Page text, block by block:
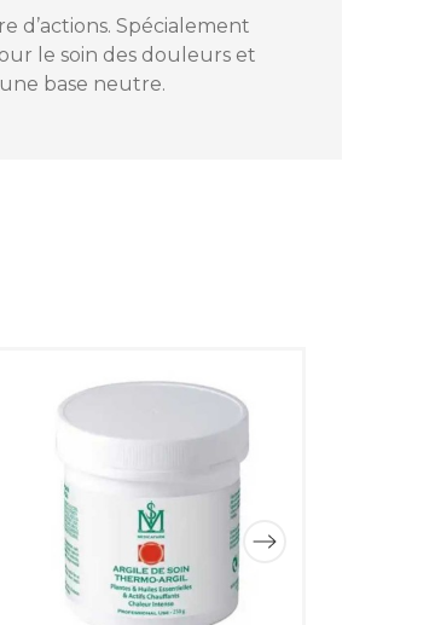
d’actions. Spécialement
le soin des douleurs et
base neutre.